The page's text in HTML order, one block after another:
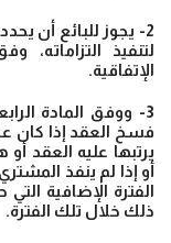
2- يجوز للبائع أن
لتنفيذ
الإتفاقية.
3- ووفق المادة
فسخ العقد إذا كان
يرتبها عليه العقد
أو إذا لم ينفذ
الفترة الإضافية
ذلك خلال تلك الفترة.